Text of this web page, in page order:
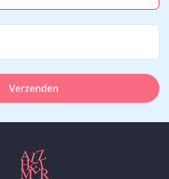
Verzenden